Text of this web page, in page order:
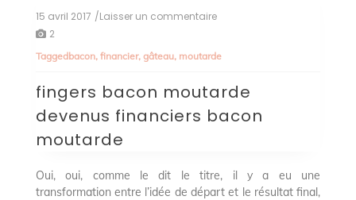
15 avril 2017 /Laisser un commentaireon
moutarde
financiers
bacon
moutarde
2
Taggedbacon, financier, gâteau, moutarde
fingers bacon moutarde
devenus financiers bacon
moutarde
Oui, oui, comme le dit le titre, il y a eu une
transformation entre l’idée de départ et le résultat final,